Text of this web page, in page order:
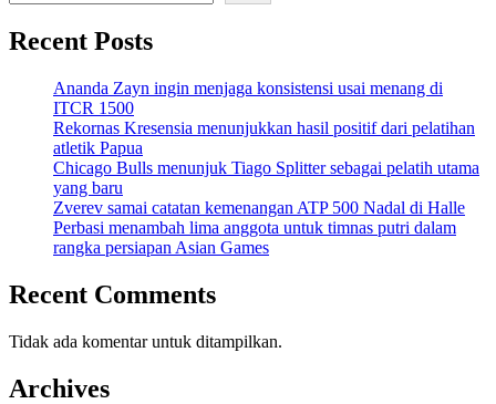
Recent Posts
Ananda Zayn ingin menjaga konsistensi usai menang di
ITCR 1500
Rekornas Kresensia menunjukkan hasil positif dari pelatihan
atletik Papua
Chicago Bulls menunjuk Tiago Splitter sebagai pelatih utama
yang baru
Zverev samai catatan kemenangan ATP 500 Nadal di Halle
Perbasi menambah lima anggota untuk timnas putri dalam
rangka persiapan Asian Games
Recent Comments
Tidak ada komentar untuk ditampilkan.
Archives